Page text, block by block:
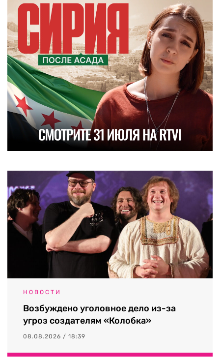
НОВОСТИ
Возбуждено уголовное дело из-за
угроз создателям «Колобка»
08.08.2026 / 18:39